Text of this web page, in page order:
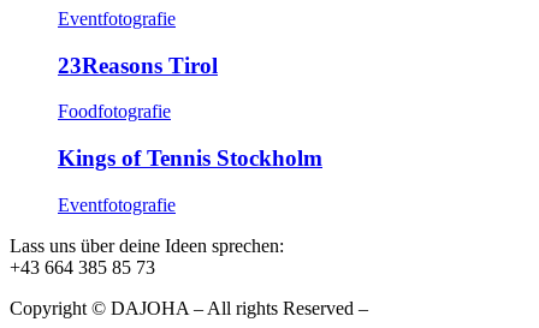
Eventfotografie
23Reasons Tirol
Foodfotografie
Kings of Tennis Stockholm
Eventfotografie
Lass uns über deine Ideen sprechen:
+43 664 385 85 73
Copyright © DAJOHA – All rights Reserved –